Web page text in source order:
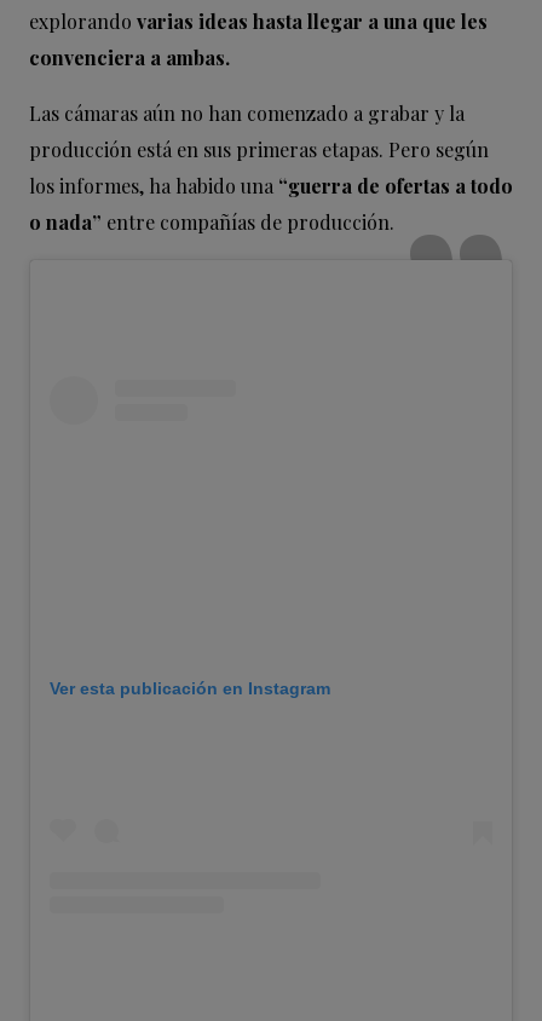
explorando varias ideas hasta llegar a una que les
convenciera a ambas.
Las cámaras aún no han comenzado a grabar y la
producción está en sus primeras etapas. Pero según
los informes, ha habido una “guerra de ofertas a todo
o nada” entre compañías de producción.
Ver esta publicación en Instagram